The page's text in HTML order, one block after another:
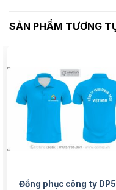
SẢN PHẨM TƯƠNG
Đồng phục công ty